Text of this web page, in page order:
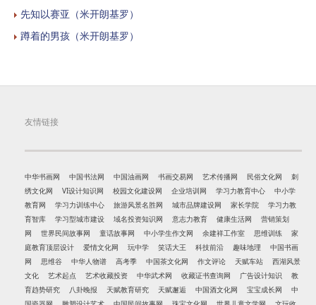
先知以赛亚（米开朗基罗）
蹲着的男孩（米开朗基罗）
友情链接
中华书画网 中国书法网 中国油画网 书画交易网 艺术传播网 民俗文化网
刺
绣文化网
VI设计知识网 校园文化建设网 企业培训网 学习力教育中心
中小学
教育网
学习力训练中心 旅游风景名胜网 城市品牌建设网 家长学院
学习力教
育智库
学习型城市建设 域名投资知识网 意志力教育 健康生活网
营销策划
网
世界民间故事网 童话故事网 中小学生作文网 余建祥工作室 思维训练
家
庭教育顶层设计
爱情文化网 玩中学 笑话大王 科技前沿 趣味地理
中国书画
网
思维谷 中华人物谱 高考季 中国茶文化网 作文评论 天赋车站
西湖风景
文化
艺术起点 艺术收藏投资 中华武术网 收藏证书查询网 广告设计知识
教
育趋势研究
八卦晚报 天赋教育研究 天赋邂逅 中国酒文化网 宝宝成长网
中